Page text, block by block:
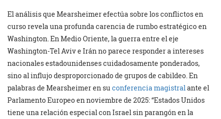
El análisis que Mearsheimer efectúa sobre los conflictos en
curso revela una profunda carencia de rumbo estratégico en
Washington. En Medio Oriente, la guerra entre el eje
Washington-Tel Aviv e Irán no parece responder a intereses
nacionales estadounidenses cuidadosamente ponderados,
sino al influjo desproporcionado de grupos de cabildeo. En
palabras de Mearsheimer en su conferencia magistralante el
Parlamento Europeo en noviembre de 2025: “Estados Unidos
tiene una relación especial con Israel sin parangón en la